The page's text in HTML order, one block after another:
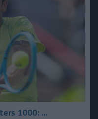
1000: ...